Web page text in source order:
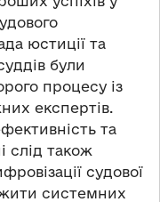
юстиції та
були
процесу із
експертів.
та
слід також
судової
системних